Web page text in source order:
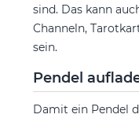
sind. Das kann
Channeln,
sein.
Pendel
Damit ein Pendel